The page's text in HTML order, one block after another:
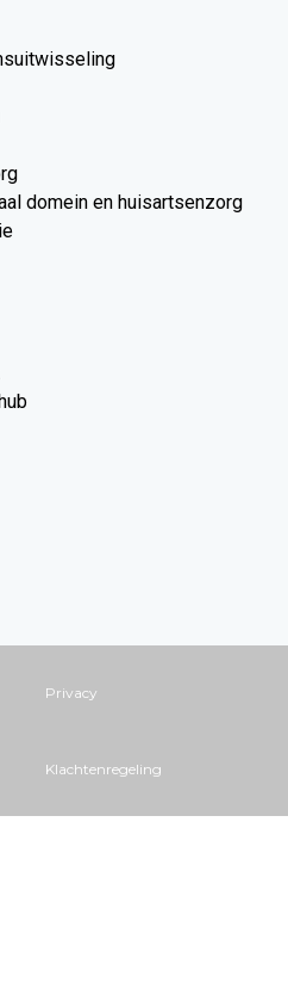
domein en huisartsenzorg
Privacy
Klachtenregeling